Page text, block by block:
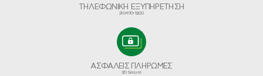
ΤΗΛΕΦΩΝΙΚΗ ΕΞΥΠΗΡΕΤΗΣΗ
210-970-5200
ΑΣΦΑΛΕΙΣ ΠΛΗΡΩΜΕΣ
3D Secure